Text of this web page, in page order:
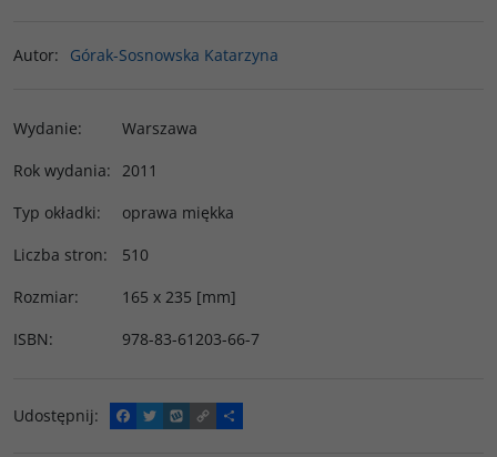
Autor: Górak-Sosnowska Katarzyna
Wydanie:
Warszawa
Rok wydania: 2011
Typ okładki:
oprawa miękka
Liczba stron:
510
Rozmiar:
165 x 235 [mm]
ISBN: 978-83-61203-66-7
Udostępnij:
F
a
T
w
W
y
C
o
P
o